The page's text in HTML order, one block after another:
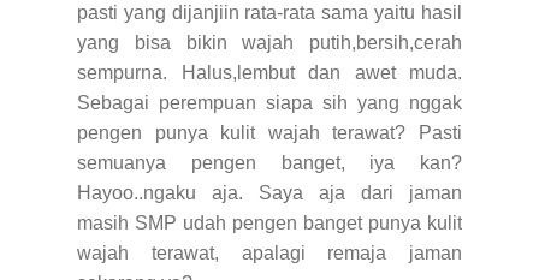
pasti yang dijanjiin rata-rata sama yaitu hasil
yang bisa bikin wajah putih,bersih,cerah
sempurna. Halus,lembut dan awet muda.
Sebagai perempuan siapa sih yang nggak
pengen punya kulit wajah terawat? Pasti
semuanya pengen banget, iya kan?
Hayoo..ngaku aja. Saya aja dari jaman
masih SMP udah pengen banget punya kulit
wajah terawat, apalagi remaja jaman